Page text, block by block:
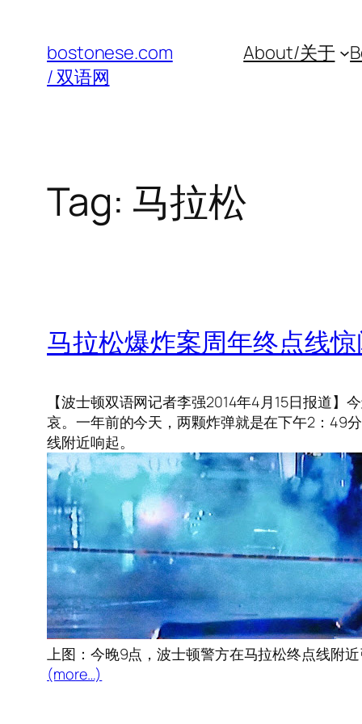
content
bostonese.com
/ 双语网
About/关于
Tag: 马拉松
马拉松爆炸案周年终点线
【波士顿双语网记者李强2014年4月15日报道
哀。一年前的今天，两颗炸弹就是在下午2：49
线附近响起。
上图：今晚9点，波士顿警方在马拉松终点线附近
(more…)